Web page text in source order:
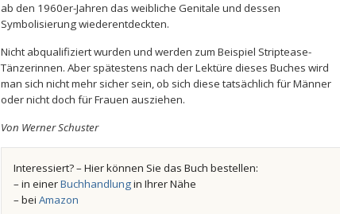
ab den 1960er-Jahren das weibliche Genitale und dessen
Symbolisierung wiederentdeckten.
Nicht abqualifiziert wurden und werden zum Beispiel Striptease-
Tänzerinnen. Aber spätestens nach der Lektüre dieses Buches wird
man sich nicht mehr sicher sein, ob sich diese tatsächlich für Männer
oder nicht doch für Frauen ausziehen.
Von Werner Schuster
Interessiert? – Hier können Sie das Buch bestellen:
– in einerBuchhandlungin Ihrer Nähe
– bei Amazon